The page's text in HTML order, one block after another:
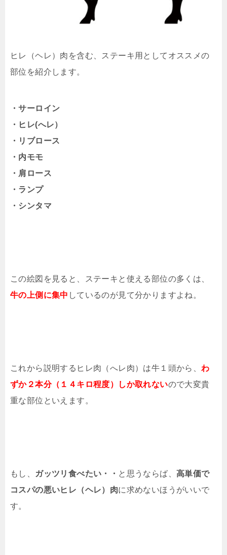
ヒレ（ヘレ）肉を含む、ステーキ用としてオススメの
部位を紹介します。
・サーロイン
・ヒレ(へレ）
・リブロース
・内モモ
・肩ロース
・ランプ
・シンタマ
この絵図を見ると、ステーキと使える部位の多くは、
牛の上側に集中 しているのが見て分かりますよね。
これから説明するヒレ肉（へレ肉）は牛１頭から、わ
ずか２本分（１４キロ程度）しか取れないので大変貴
重な部位といえます。
もし、 ガッツリ食べたい・・ と思うならば、高単価で
コスパの悪いヒレ（ヘレ）肉に求めないほうがいいで
す。